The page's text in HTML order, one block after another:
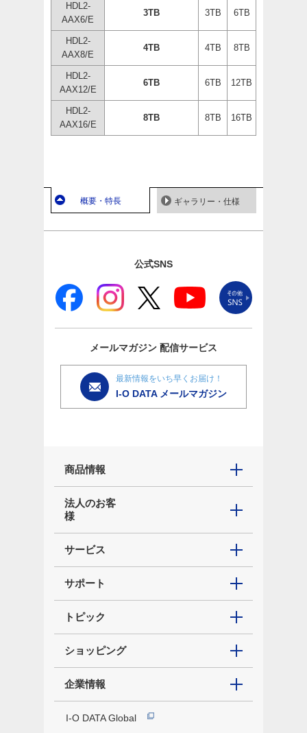
HDL2-
AAX6/E
3TB 3TB 6TB
HDL2-
AAX8/E
4TB 4TB 8TB
HDL2-
AAX12/E
6TB 6TB 12TB
HDL2-
AAX16/E
8TB 8TB 16TB
概要・特長 ギャラリー・仕様
公式SNS
メールマガジン 配信サービス
最新情報をいち早くお届け！
I-O DATA メールマガジン
商品情報
法人のお客
様
サービス
サポート
トピック
ショッピング
企業情報
I-O DATA Global